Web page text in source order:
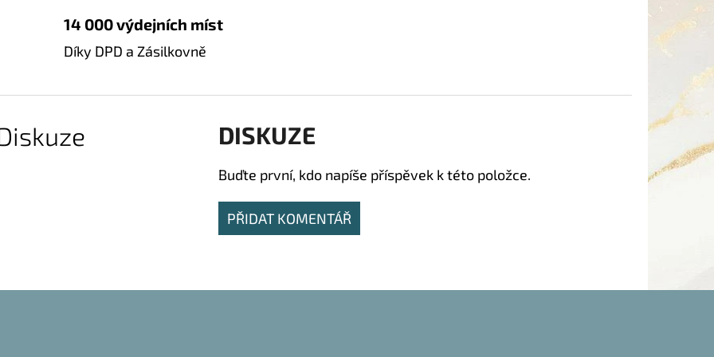
14 000 výdejních míst
Díky DPD a Zásilkovně
DISKUZE
Buďte první, kdo napíše příspěvek k této položce.
PŘIDAT KOMENTÁŘ